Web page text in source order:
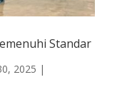
Standar
2025 |